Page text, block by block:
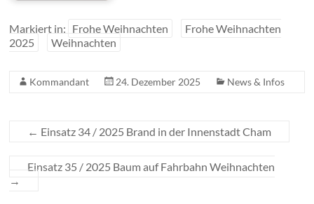
Markiert in: Frohe Weihnachten
Frohe Weihnachten
2025
Weihnachten
Kommandant 24. Dezember 2025 News & Infos
← Einsatz 34 / 2025 Brand in der Innenstadt Cham
Einsatz 35 / 2025 Baum auf Fahrbahn Weihnachten
→